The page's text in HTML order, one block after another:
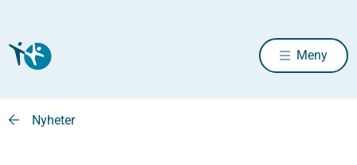
Meny
Nyheter